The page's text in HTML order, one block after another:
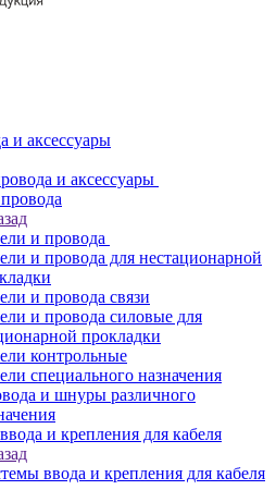
и аксессуары
и аксессуары
и провода
и провода для нестационарной
и провода связи
и провода силовые для
прокладки
контрольные
специального назначения
и шнуры различного
и крепления для кабеля
ввода и крепления для кабеля